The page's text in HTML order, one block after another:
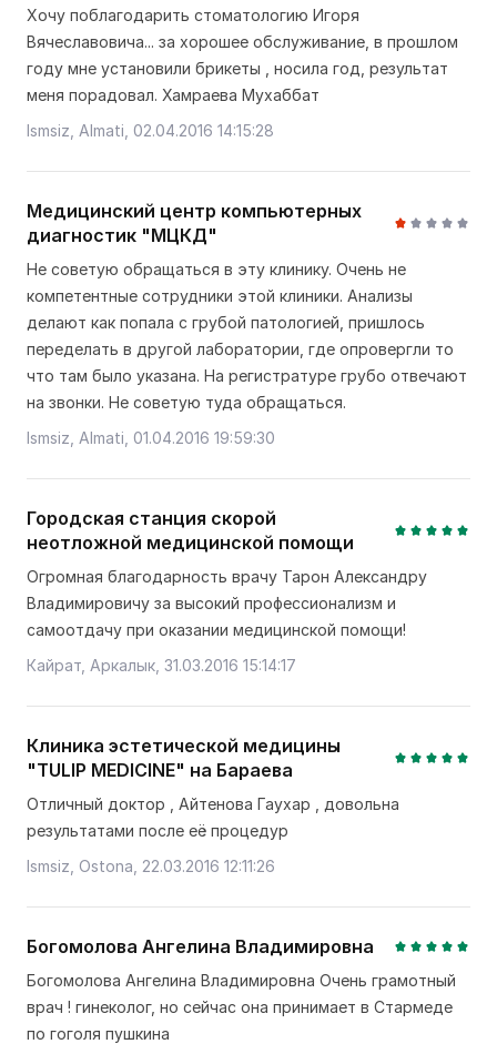
Хочу поблагодарить стоматологию Игоря
Вячеславовича... за хорошее обслуживание, в прошлом
году мне установили брикеты , носила год, результат
меня порадовал. Хамраева Мухаббат
Ismsiz, Almati, 02.04.2016 14:15:28
Медицинский центр компьютерных
диагностик "МЦКД"
Не советую обращаться в эту клинику. Очень не
компетентные сотрудники этой клиники. Анализы
делают как попала с грубой патологией, пришлось
переделать в другой лаборатории, где опровергли то
что там было указана. На регистратуре грубо отвечают
на звонки. Не советую туда обращаться.
Ismsiz, Almati, 01.04.2016 19:59:30
Городская станция скорой
неотложной медицинской помощи
Огромная благодарность врачу Тарон Александру
Владимировичу за высокий профессионализм и
самоотдачу при оказании медицинской помощи!
Кайрат, Аркалык, 31.03.2016 15:14:17
Клиника эстетической медицины
"TULIP MEDICINE" на Бараева
Отличный доктор , Айтенова Гаухар , довольна
результатами после её процедур
Ismsiz, Ostona, 22.03.2016 12:11:26
Богомолова Ангелина Владимировна
Богомолова Ангелина Владимировна Очень грамотный
врач ! гинеколог, но сейчас она принимает в Стармеде
по гоголя пушкина